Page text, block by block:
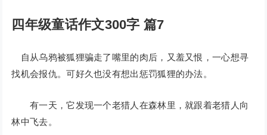
四年级童话作文300字 篇7
自从乌鸦被狐狸骗走了嘴里的肉后，又羞又恨，一心想寻
找机会报仇。可好久也没有想出惩罚狐狸的办法。
有一天，它发现一个老猎人在森林里，就跟着老猎人向
林中飞去。